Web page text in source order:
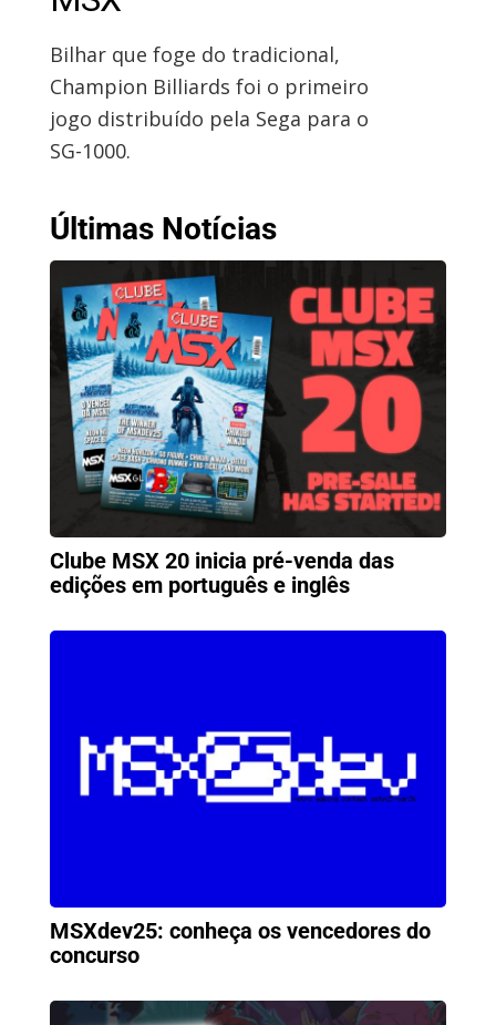
Bilhar que foge do tradicional,
Champion Billiards foi o primeiro
jogo distribuído pela Sega para o
SG-1000.
Últimas Notícias
Clube MSX 20 inicia pré-venda das
edições em português e inglês
MSXdev25: conheça os vencedores do
concurso